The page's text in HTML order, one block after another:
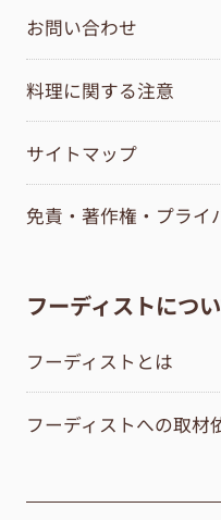
お問い合わせ
料理に関する注意
サイトマップ
免責・著作権・プライ
フーディストにつ
フーディストとは
フーディストへの取材